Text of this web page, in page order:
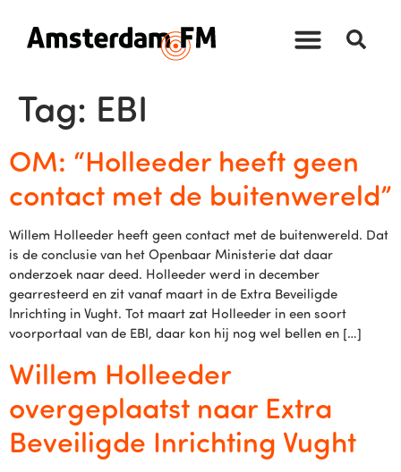
Tag: EBI
OM: “Holleeder heeft geen
contact met de buitenwereld”
Willem Holleeder heeft geen contact met de buitenwereld. Dat
is de conclusie van het Openbaar Ministerie dat daar
onderzoek naar deed. Holleeder werd in december
gearresteerd en zit vanaf maart in de Extra Beveiligde
Inrichting in Vught. Tot maart zat Holleeder in een soort
voorportaal van de EBI, daar kon hij nog wel bellen en […]
Willem Holleeder
overgeplaatst naar Extra
Beveiligde Inrichting Vught